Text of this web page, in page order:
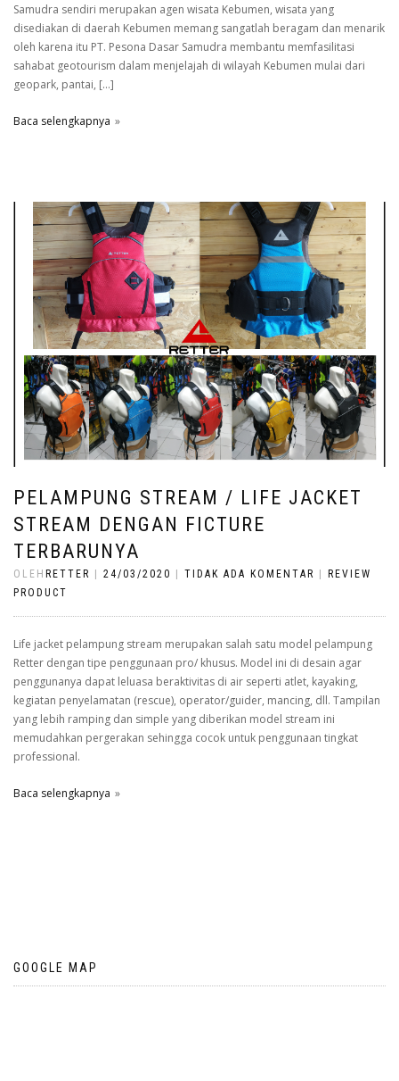
Samudra sendiri merupakan agen wisata Kebumen, wisata yang
disediakan di daerah Kebumen memang sangatlah beragam dan menarik
oleh karena itu PT. Pesona Dasar Samudra membantu memfasilitasi
sahabat geotourism dalam menjelajah di wilayah Kebumen mulai dari
geopark, pantai, […]
Baca selengkapnya
PELAMPUNG STREAM / LIFE JACKET
STREAM DENGAN FICTURE
TERBARUNYA
OLEH RETTER 24/03/2020 TIDAK ADA KOMENTAR
REVIEW
PRODUCT
Life jacket pelampung stream merupakan salah satu model pelampung
Retter dengan tipe penggunaan pro/ khusus. Model ini di desain agar
penggunanya dapat leluasa beraktivitas di air seperti atlet, kayaking,
kegiatan penyelamatan (rescue), operator/guider, mancing, dll. Tampilan
yang lebih ramping dan simple yang diberikan model stream ini
memudahkan pergerakan sehingga cocok untuk penggunaan tingkat
professional.
Baca selengkapnya
GOOGLE MAP